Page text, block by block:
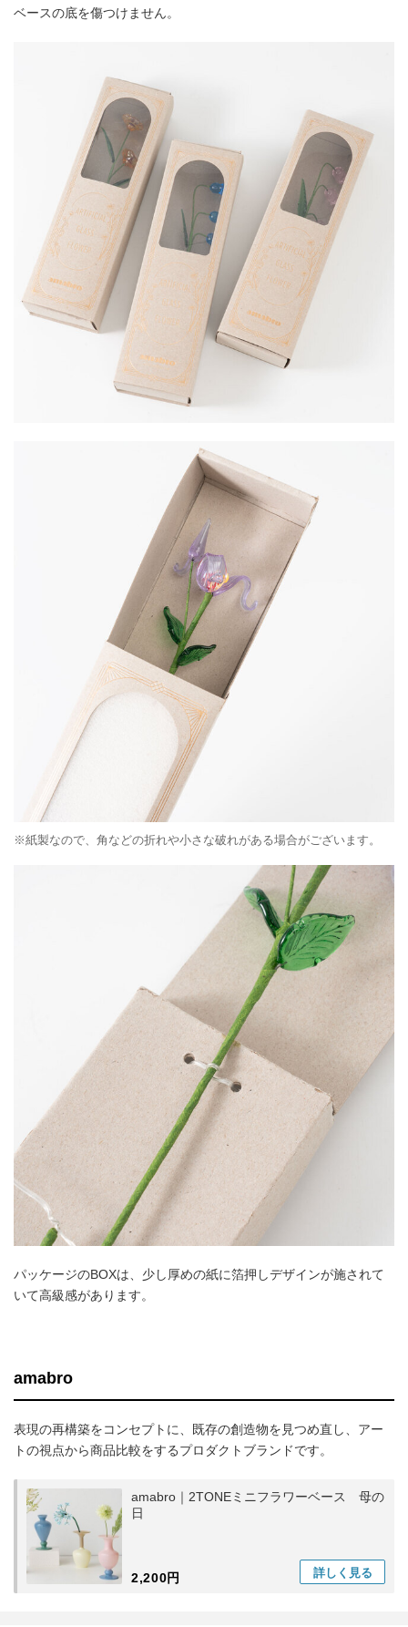
ベースの底を傷つけません。
※紙製なので、角などの折れや小さな破れがある場合がございます。
パッケージのBOXは、少し厚めの紙に箔押しデザインが施されて
いて高級感があります。
amabro
表現の再構築をコンセプトに、既存の創造物を見つめ直し、アー
トの視点から商品比較をするプロダクトブランドです。
amabro｜2TONEミニフラワーベース 母の
日
2,200円 詳しく 見る